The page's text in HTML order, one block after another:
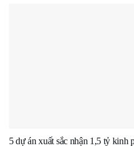
5 dự án xuất sắc nhận 1,5 tỷ